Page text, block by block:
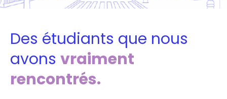
Des étudiants que nous
avons vraiment
rencontrés.